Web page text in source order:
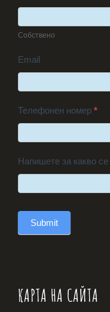
Собствено
Собствено
Email
Телефонен номер *
Напишете за какво
Submit
КАРТА НА САЙТА